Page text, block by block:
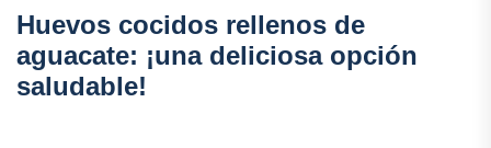
Huevos cocidos rellenos de
aguacate: ¡una deliciosa opción
saludable!